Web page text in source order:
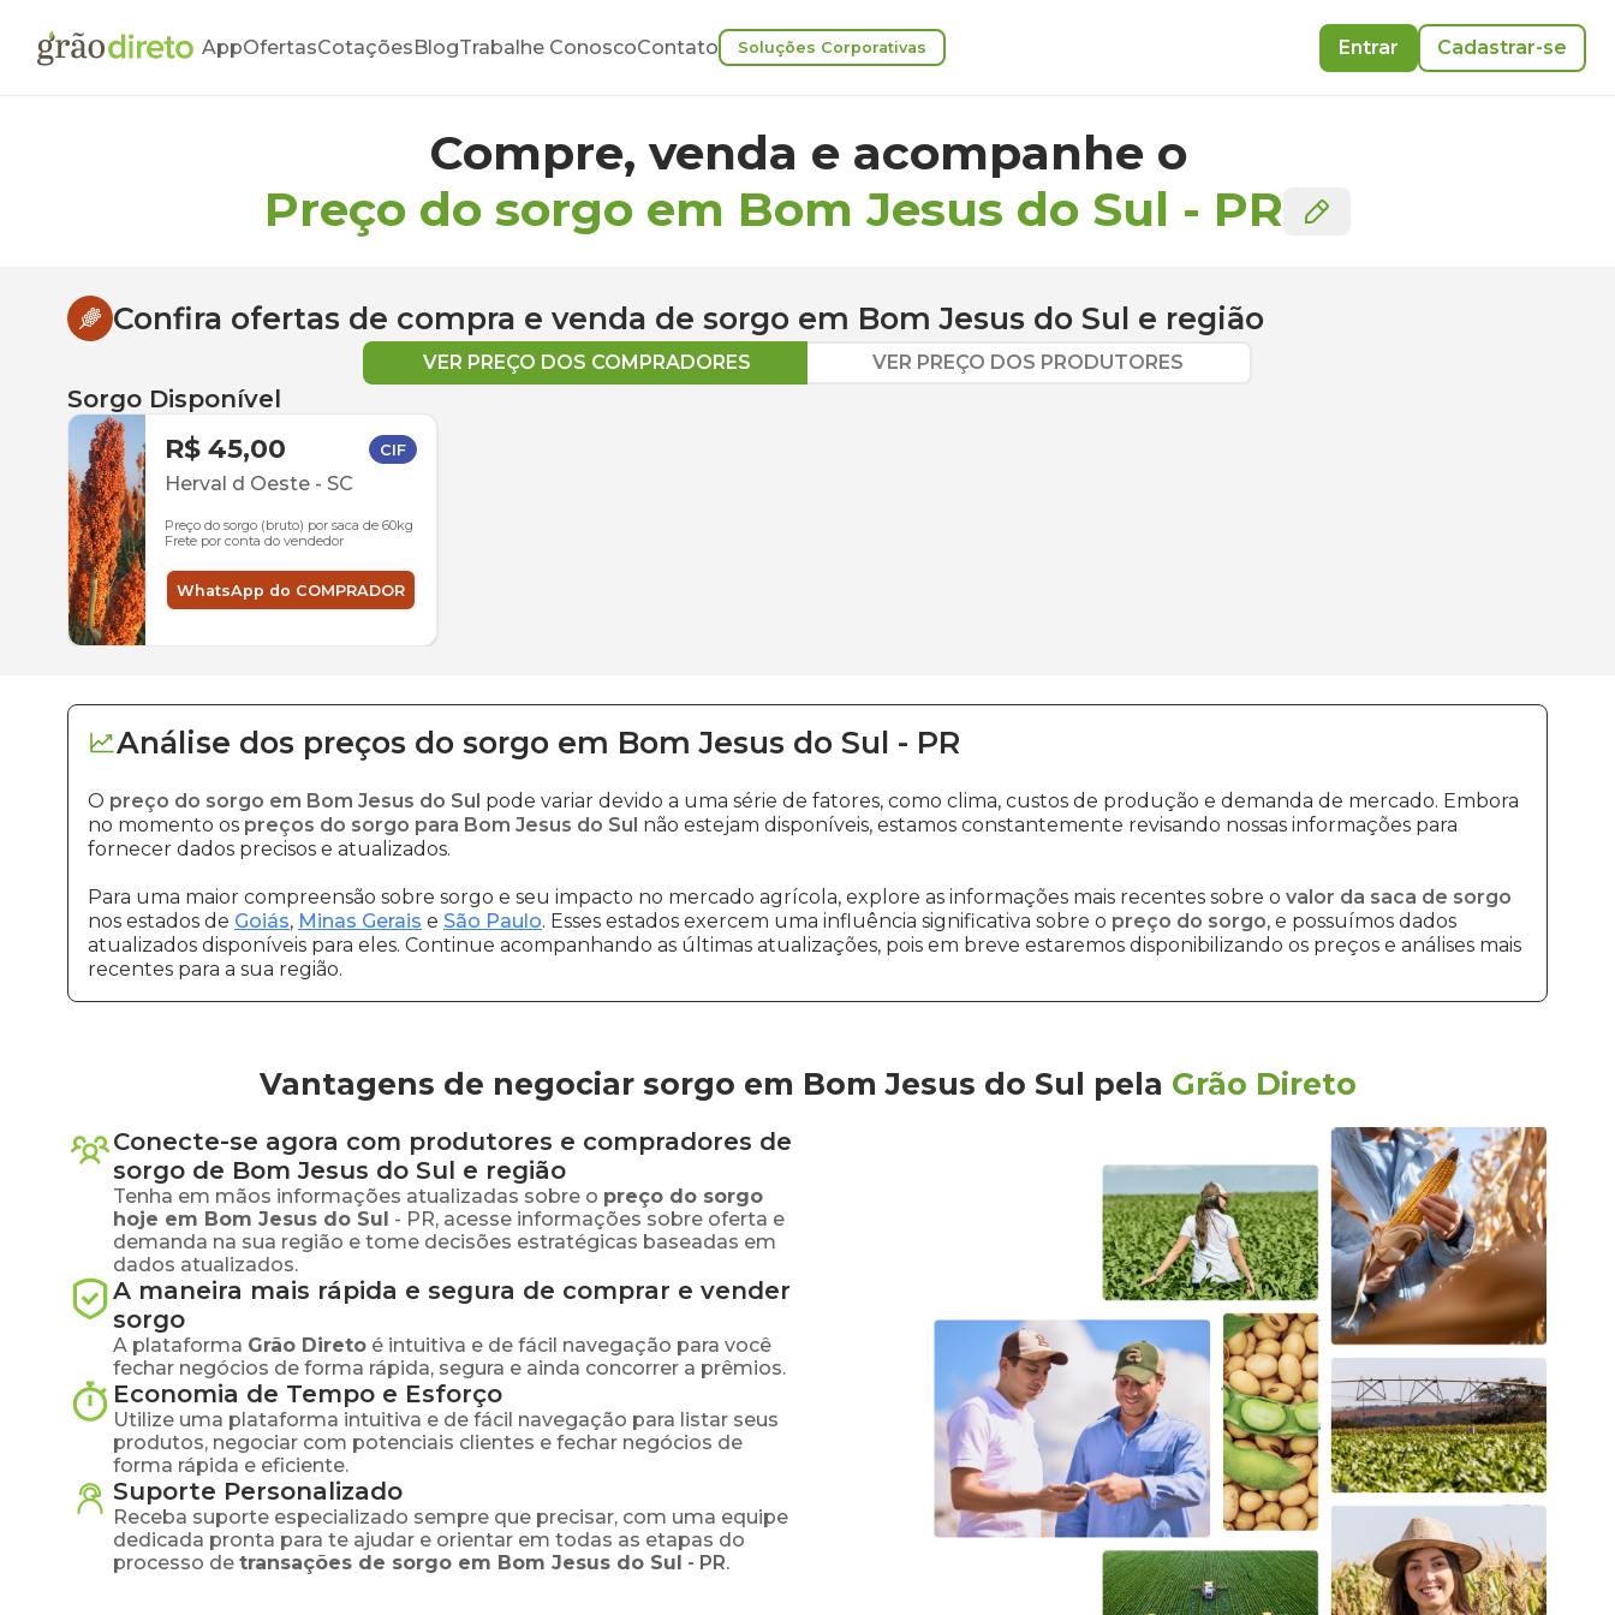
AppOfertasCotaçõesBlogTrabalhe ConoscoContato Soluções Corporativas Entrar Cadastrar-se
Compre, venda e acompanhe o
Preço do sorgo em Bom Jesus do Sul - PR
Confira ofertas de compra e venda de sorgo em Bom Jesus do Sul e região
VER PREÇO DOS COMPRADORES VER PREÇO DOS PRODUTORES
Sorgo Disponível
R$ 45,00 CIF
Herval d Oeste - SC
Preço do sorgo (bruto) por saca de 60kg
Frete por conta do vendedor
WhatsApp do COMPRADOR
Análise dos preços do sorgo em Bom Jesus do Sul - PR
O preço do sorgo em Bom Jesus do Sul pode variar devido a uma série de fatores, como clima, custos de produção e demanda de mercado. Embora
no momento os preços do sorgo para Bom Jesus do Sul não estejam disponíveis, estamos constantemente revisando nossas informações para
fornecer dados precisos e atualizados.
Para uma maior compreensão sobre sorgo e seu impacto no mercado agrícola, explore as informações mais recentes sobre o valor da saca de sorgo
nos estados de Goiás, Minas Gerais e São Paulo. Esses estados exercem uma influência significativa sobre o preço do sorgo, e possuímos dados
atualizados disponíveis para eles. Continue acompanhando as últimas atualizações, pois em breve estaremos disponibilizando os preços e análises mais
recentes para a sua região.
Vantagens de negociar sorgo em Bom Jesus do Sul pela Grão Direto
Conecte-se agora com produtores e compradores de
sorgo de Bom Jesus do Sul e região
Tenha em mãos informações atualizadas sobre o preço do sorgo
hoje em Bom Jesus do Sul - PR, acesse informações sobre oferta e
demanda na sua região e tome decisões estratégicas baseadas em
dados atualizados.
A maneira mais rápida e segura de comprar e vender
sorgo
A plataforma Grão Direto é intuitiva e de fácil navegação para você
fechar negócios de forma rápida, segura e ainda concorrer a prêmios.
Economia de Tempo e Esforço
Utilize uma plataforma intuitiva e de fácil navegação para listar seus
produtos, negociar com potenciais clientes e fechar negócios de
forma rápida e eficiente.
Suporte Personalizado
Receba suporte especializado sempre que precisar, com uma equipe
dedicada pronta para te ajudar e orientar em todas as etapas do
processo de transações de sorgo em Bom Jesus do Sul - PR.